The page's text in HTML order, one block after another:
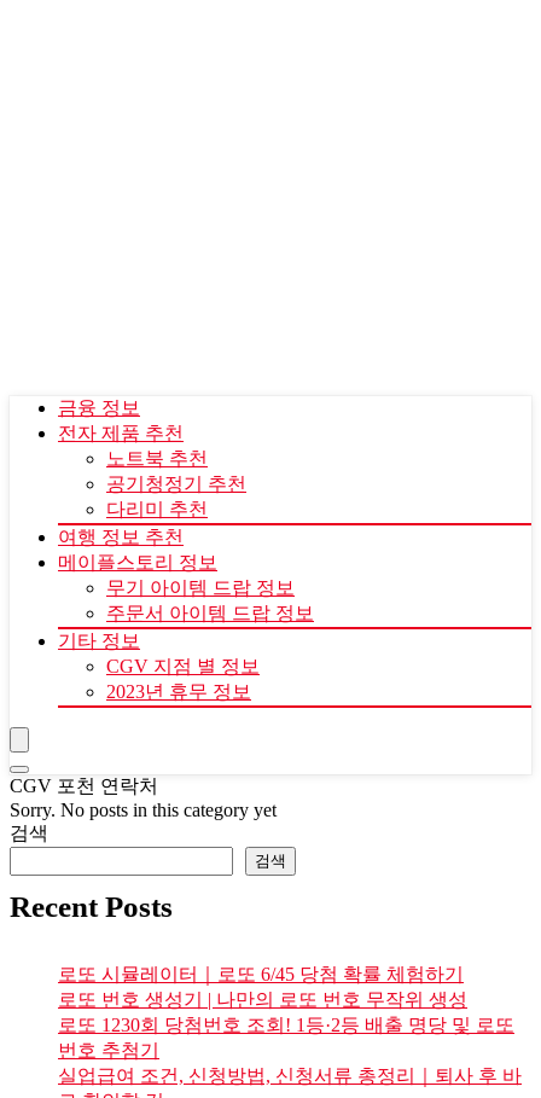
금융 정보
전자 제품 추천
노트북 추천
공기청정기 추천
다리미 추천
여행 정보 추천
메이플스토리 정보
무기 아이템 드랍 정보
주문서 아이템 드랍 정보
기타 정보
CGV 지점 별 정보
2023년 휴무 정보
CGV 포천 연락처
Sorry. No posts in this category yet
검색
검색
Recent Posts
로또 시뮬레이터｜로또 6/45 당첨 확률 체험하기
로또 번호 생성기 | 나만의 로또 번호 무작위 생성
로또 1230회 당첨번호 조회! 1등·2등 배출 명당 및 로또
번호 추첨기
실업급여 조건, 신청방법, 신청서류 총정리｜퇴사 후 바